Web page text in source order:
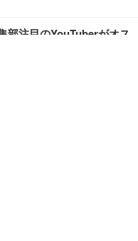
部注目のYouTuberがオス